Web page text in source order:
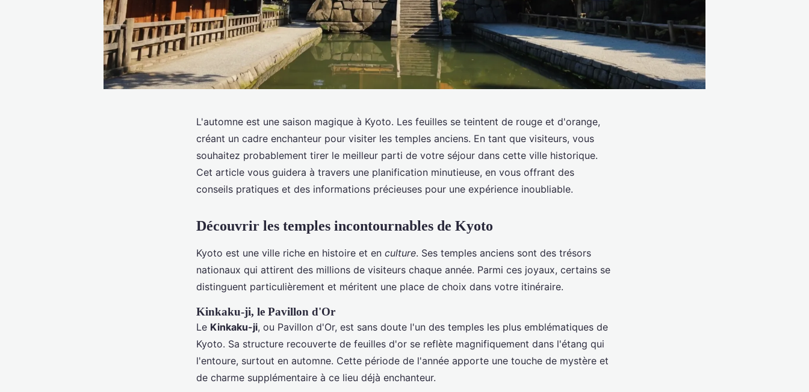
L'automne est une saison magique à Kyoto. Les feuilles se teintent de rouge et d'orange,
créant un cadre enchanteur pour visiter les temples anciens. En tant que visiteurs, vous
souhaitez probablement tirer le meilleur parti de votre séjour dans cette ville historique.
Cet article vous guidera à travers une planification minutieuse, en vous offrant des
conseils pratiques et des informations précieuses pour une expérience inoubliable.
Découvrir les temples incontournables de Kyoto
Kyoto est une ville riche en histoire et en culture. Ses temples anciens sont des trésors
nationaux qui attirent des millions de visiteurs chaque année. Parmi ces joyaux, certains se
distinguent particulièrement et méritent une place de choix dans votre itinéraire.
Kinkaku-ji, le Pavillon d'Or
Le Kinkaku-ji, ou Pavillon d'Or, est sans doute l'un des temples les plus emblématiques de
Kyoto. Sa structure recouverte de feuilles d'or se reflète magnifiquement dans l'étang qui
l'entoure, surtout en automne. Cette période de l'année apporte une touche de mystère et
de charme supplémentaire à ce lieu déjà enchanteur.